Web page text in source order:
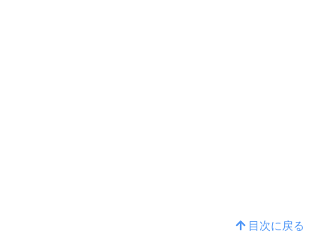
目次に戻る